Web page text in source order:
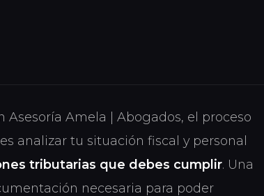
Amela | Abogados, el proceso
analizar tu situación fiscal y personal
tributarias que debes cumplir. Una
necesaria para poder